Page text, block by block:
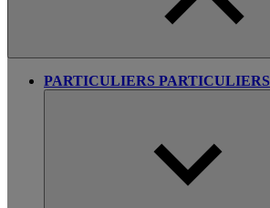
PARTICULIERS PARTICULIERS